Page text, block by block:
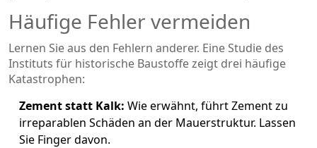
Häufige Fehler vermeiden
Lernen Sie aus den Fehlern anderer. Eine Studie des
Instituts für historische Baustoffe zeigt drei häufige
Katastrophen:
Zement statt Kalk: Wie erwähnt, führt Zement zu
irreparablen Schäden an der Mauerstruktur. Lassen
Sie Finger davon.